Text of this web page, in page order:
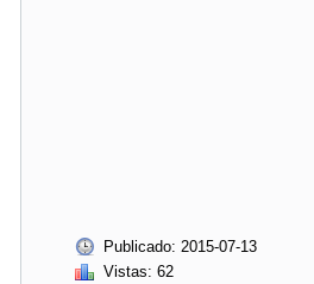
Publicado: 2015-07-13
Vistas: 62